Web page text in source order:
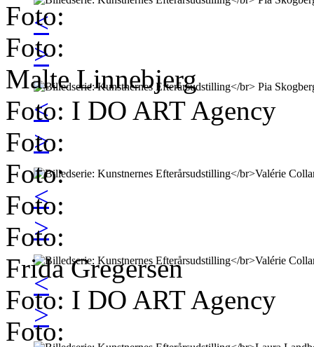
<
>
<
>
<
>
<
>
Foto:
Foto:
Malte Linnebjerg
Foto: I DO ART Agency
Foto:
Foto:
Foto:
Foto:
Frida Gregersen
Foto: I DO ART Agency
Foto: